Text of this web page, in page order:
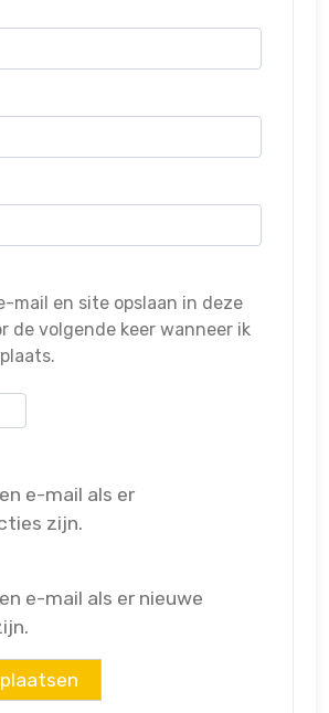
mail en site opslaan in deze
de volgende keer wanneer ik
e-mail als er
zijn.
e-mail als er nieuwe